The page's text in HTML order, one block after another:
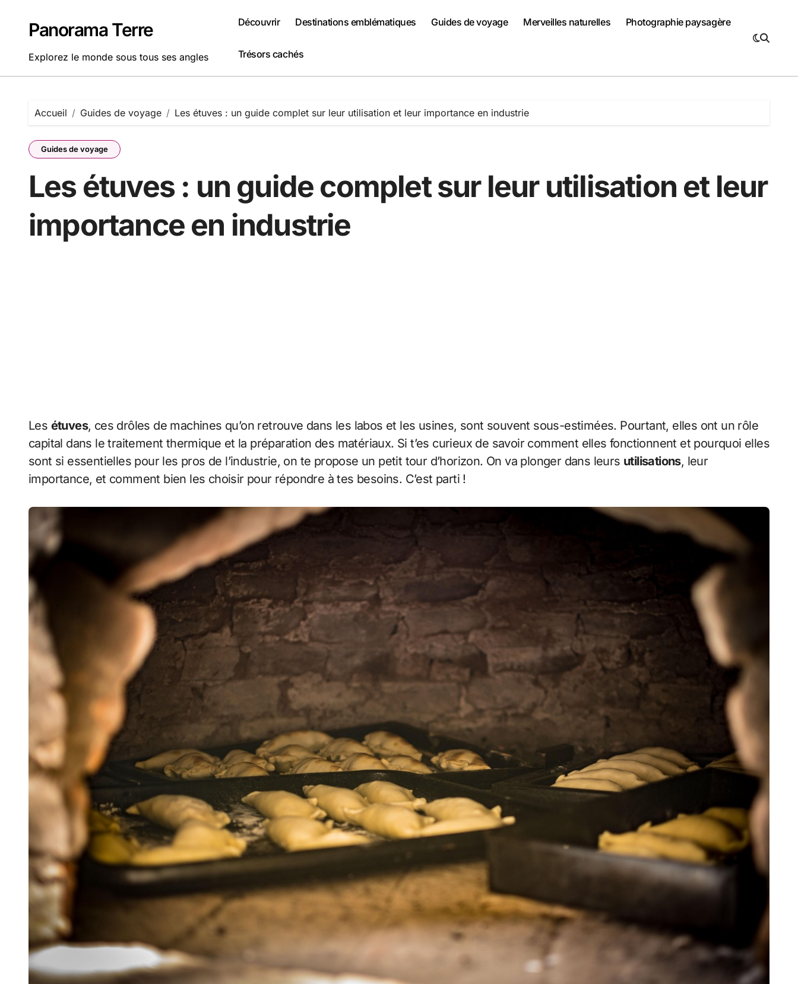
contenuPanorama Terre
Explorez le monde sous tous ses angles
Découvrir Destinations emblématiques Guides de voyage Merveilles naturelles Photographie paysagère
Trésors cachés
Accueil Guides de voyage Les étuves : un guide complet sur leur utilisation et leur importance en industrie
Guides de voyage
Les étuves : un guide complet sur leur utilisation et leur
importance en industrie
Les étuves, ces drôles de machines qu’on retrouve dans les labos et les usines, sont souvent sous-estimées. Pourtant, elles ont un rôle
capital dans le traitement thermique et la préparation des matériaux. Si t’es curieux de savoir comment elles fonctionnent et pourquoi elles
sont si essentielles pour les pros de l’industrie, on te propose un petit tour d’horizon. On va plonger dans leurs utilisations, leur
importance, et comment bien les choisir pour répondre à tes besoins. C’est parti !